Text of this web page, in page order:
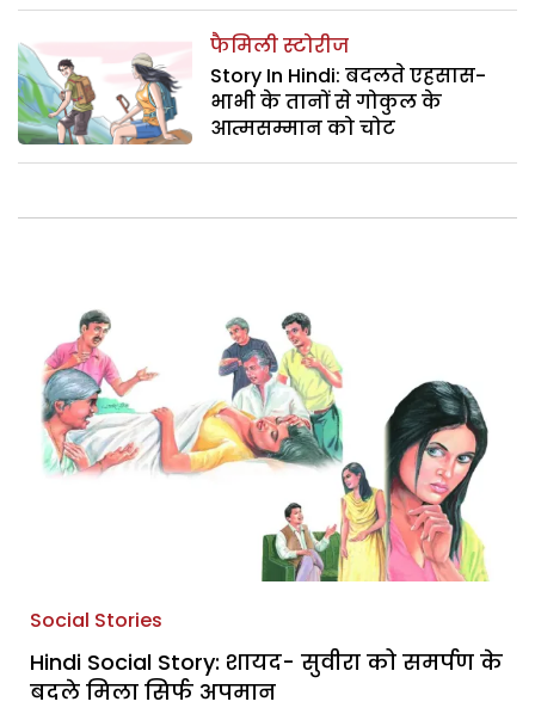
फैमिली स्टोरीज
Story In Hindi: बदलते एहसास-
भाभी के तानों से गोकुल के
आत्मसम्मान को चोट
Social Stories
Hindi Social Story: शायद- सुवीरा को समर्पण के
बदले मिला सिर्फ अपमान